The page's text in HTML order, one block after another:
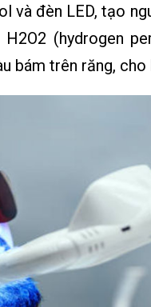
và đèn LED, tạo
(hydrogen
bám trên răng, cho